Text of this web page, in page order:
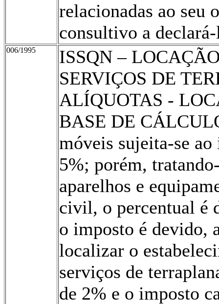
relacionadas ao seu
consultivo a
006/1995
ISSQN –
SERVIÇOS DE
ALÍQUOTAS -
BASE DE
móveis sujeita-se
5%; porém,
aparelhos e
civil, o percentual é
o imposto é devido,
localizar o
serviços de
de 2% e o imposto